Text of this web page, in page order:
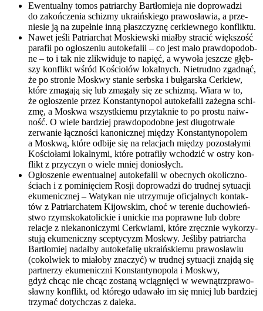
Ewen­tu­al­ny tomos patriar­chy Bar­tło­mie­ja nie dopro­wa­dzi
do zakoń­cze­nia schi­zmy ukra­iń­skie­go pra­wo­sła­wia, a prze­
nie­sie ją na zupeł­nie inną płasz­czy­znę cer­kiew­ne­go kon­flik­tu.
Nawet jeśli Patriar­chat Moskiew­ski miał­by stra­cić więk­szość
para­fii po ogło­sze­niu auto­ke­fa­lii – co jest mało praw­do­po­dob­
ne – to i tak nie zli­kwi­du­je to napięć, a wywo­ła jesz­cze głęb­
szy kon­flikt wśród Kościo­łów lokal­nych. Nie­trud­no zgad­nąć,
że po stro­nie Moskwy sta­nie serb­ska i buł­gar­ska Cer­kiew,
któ­re zma­ga­ją się lub zma­ga­ły się ze schi­zmą. Wia­ra w to,
że ogło­sze­nie przez Kon­stan­ty­no­pol auto­ke­fa­lii zaże­gna schi­
zmę, a Moskwa wszyst­kie­mu przy­tak­nie to po pro­stu naiw­
ność. O wie­le bar­dziej praw­do­po­dob­ne jest dłu­go­trwa­łe
zerwa­nie łącz­no­ści kano­nicz­nej mię­dzy Kon­stan­ty­no­po­lem
a Moskwą, któ­re odbi­je się na rela­cjach mię­dzy pozo­sta­ły­mi
Kościo­ła­mi lokal­ny­mi, któ­re potra­fi­ły wcho­dzić w ostry kon­
flikt z przy­czyn o wie­le mniej donio­słych.
Ogło­sze­nie ewen­tu­al­nej auto­ke­fa­lii w obec­nych oko­licz­no­
ściach i z pomi­nię­ciem Rosji dopro­wa­dzi do trud­nej sytu­acji
eku­me­nicz­nej – Waty­kan nie utrzy­mu­je ofi­cjal­nych kon­tak­
tów z Patriar­cha­tem Kijow­skim, choć w tere­nie ducho­wień­
stwo rzym­sko­ka­to­lic­kie i unic­kie ma popraw­ne lub dobre
rela­cje z nie­ka­no­ni­czy­mi Cer­kwia­mi, któ­re zręcz­nie wyko­rzy­
stu­ją eku­me­nicz­ny scep­ty­cyzm Moskwy. Jeśli­by patriar­cha
Bar­tło­miej nadał­by auto­ke­fa­lię ukra­iń­skie­mu pra­wo­sła­wiu
(cokol­wiek to mia­ło­by zna­czyć) w trud­nej sytu­acji znaj­dą się
part­ne­rzy eku­me­nicz­ni Kon­stan­ty­no­po­la i Moskwy,
gdyż chcąc nie chcąc zosta­ną wcią­gnię­ci w wewnątrz­pra­wo­
sław­ny kon­flikt, od któ­re­go uda­wa­ło im się mniej lub bar­dziej
trzy­mać dotych­czas z dale­ka.